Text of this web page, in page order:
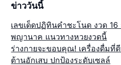
ข่าววันนี้
เลขเด็ดปฏิทินคำชะโนด งวด
พญานาค แนวทางหวยงวดนี้
ร่างกายจะขอบคุณ! เครื่องดื่มที่
ต้านอักเสบ ปกป้องระดับเซลล์